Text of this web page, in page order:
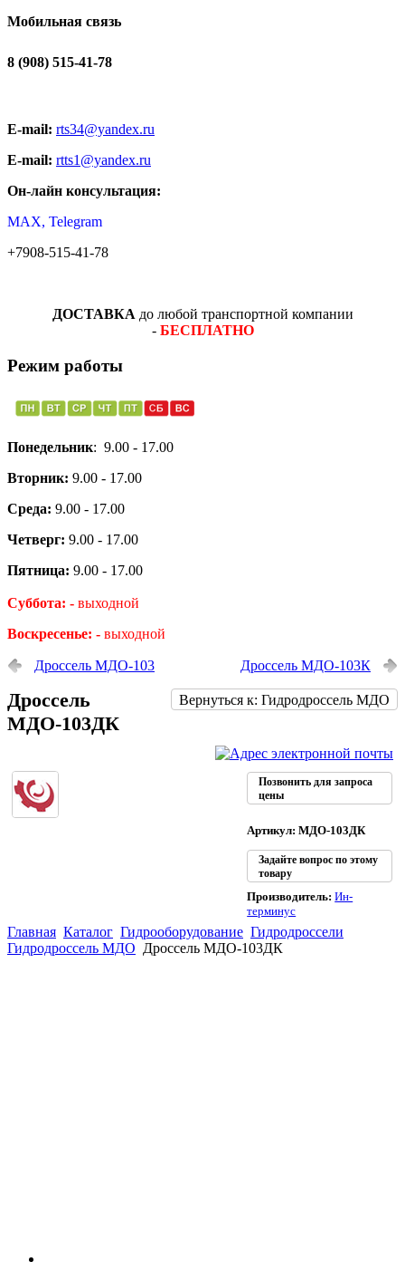
Мобильная связь
8 (908) 515-41-78
E-mail: rts34@yandex.ru
E-mail: rtts1@yandex.ru
Он-лайн консультация:
MAX, Telegram
+7908-515-41-78
ДОСТАВКА до любой транспортной компании
- БЕСПЛАТНО
Режим работы
Понедельник: 9.00 - 17.00
Вторник: 9.00 - 17.00
Среда: 9.00 - 17.00
Четверг: 9.00 - 17.00
Пятница: 9.00 - 17.00
Суббота: - выходной
Воскресенье: - выходной
Дроссель МДО-103 Дроссель МДО-103К
Вернуться к: Гидродроссель МДО
Дроссель
МДО-103ДК
Позвонить для запроса
цены
Артикул: МДО-103ДК
Задайте вопрос по этому
товару
Производитель:Ин-
терминус
Главная Каталог Гидрооборудование Гидродроссели
Гидродроссель МДО Дроссель МДО-103ДК